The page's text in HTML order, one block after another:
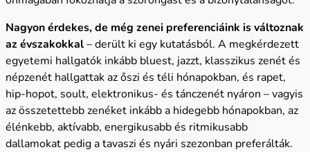
Nagyon érdekes, de még zenei preferenciáink is változnak
az évszakokkal– derült ki egy kutatásból. A megkérdezett
egyetemi hallgatók inkább bluest, jazzt, klasszikus zenét és
népzenét hallgattak az őszi és téli hónapokban, és rapet,
hip-hopot, soult, elektronikus- és tánczenét nyáron – vagyis
az összetettebb zenéket inkább a hidegebb hónapokban, az
élénkebb, aktívabb, energikusabb és ritmikusabb
dallamokat pedig a tavaszi és nyári szezonban preferálták.